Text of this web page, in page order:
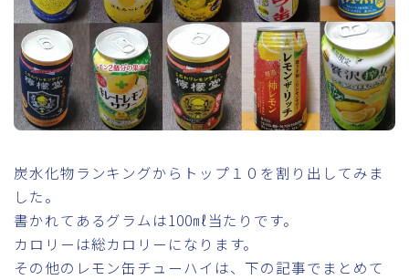
炭水化物ランキングからトップ１０を割り出してみま
した。
書かれてあるグラムは100㎖当たりです。
カロリーは総カロリーになります。
その他のレモン缶チューハイは、下の記事でまとめて